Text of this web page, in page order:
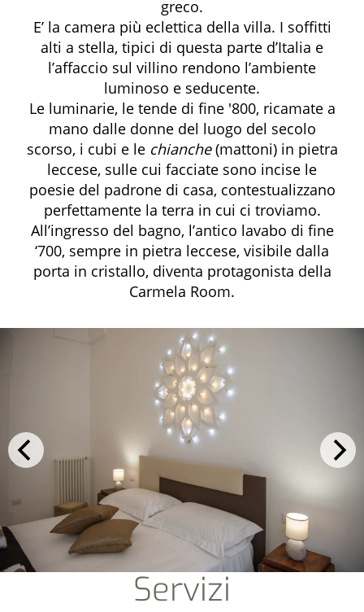
greco.
E’ la camera più eclettica della villa. I soffitti
alti a stella, tipici di questa parte d’Italia e
l’affaccio sul villino rendono l’ambiente
luminoso e seducente.
Le luminarie, le tende di fine '800, ricamate a
mano dalle donne del luogo del secolo
scorso, i cubi e le chianche(mattoni) in pietra
leccese, sulle cui facciate sono incise le
poesie del padrone di casa, contestualizzano
perfettamente la terra in cui ci troviamo.
All’ingresso del bagno, l’antico lavabo di fine
‘700, sempre in pietra leccese, visibile dalla
porta in cristallo, diventa protagonista della
Carmela Room.
Servizi